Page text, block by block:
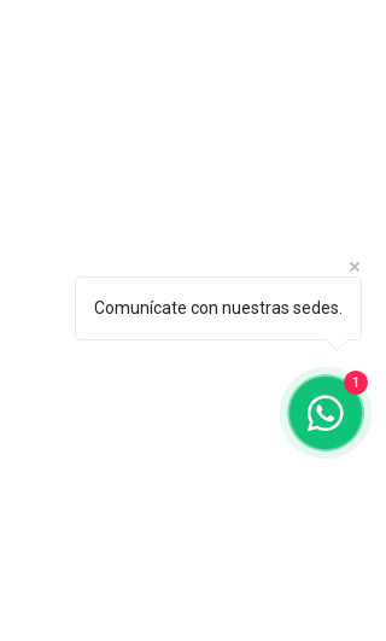
Comunícate con nuestras sedes.
1